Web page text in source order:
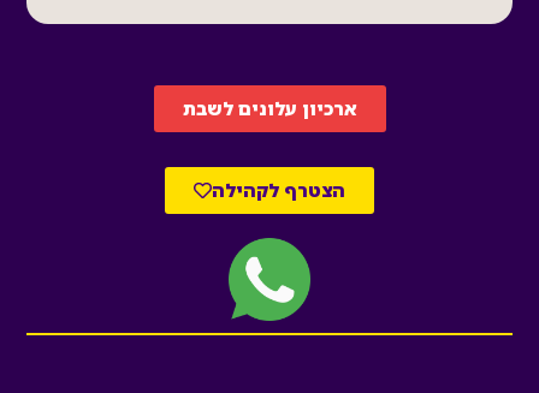
ארכיון עלונים לשבת
הצטרף לקהילה